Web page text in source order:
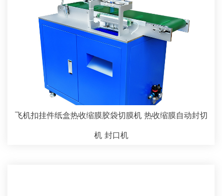
飞机扣挂件纸盒热收缩膜胶袋切膜机 热收缩膜自动封切
机 封口机